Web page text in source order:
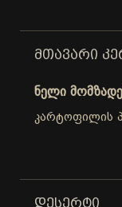
ᲛᲗᲐᲕᲐᲠᲘ
ნელი
კარტოფილის
ᲓᲔᲡᲔᲠᲢᲘ